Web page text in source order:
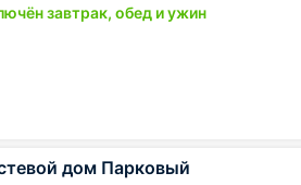
завтрак, обед и ужин
дом Парковый